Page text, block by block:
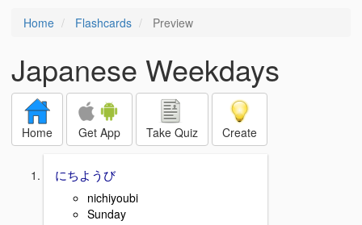
Home Flashcards Preview
Japanese Weekdays
Home Get App Take Quiz Create
にちようび
nichiyoubi
Sunday